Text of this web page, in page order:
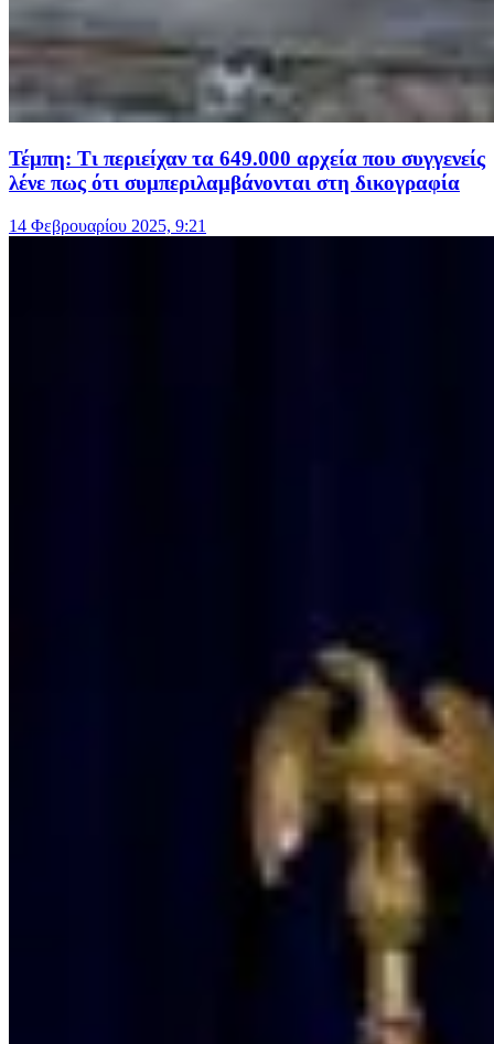
Τέμπη: Τι περιείχαν τα 649.000 αρχεία που συγγενείς
λένε πως ότι συμπεριλαμβάνονται στη δικογραφία
14 Φεβρουαρίου 2025, 9:21